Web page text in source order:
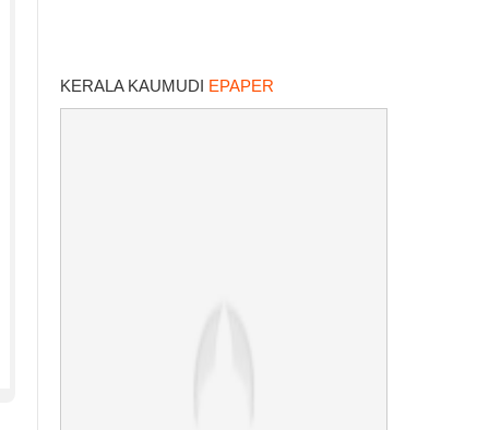
KERALA KAUMUDI EPAPER